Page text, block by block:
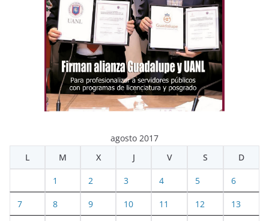
agosto 2017
L
M X J V S D
1 2 3 4 5 6
7 8 9 10 11 12 13